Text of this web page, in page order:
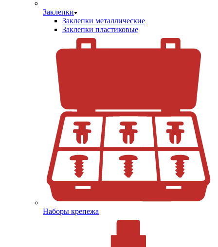
Заклепки
Заклепки металлические
Заклепки пластиковые
Наборы крепежа